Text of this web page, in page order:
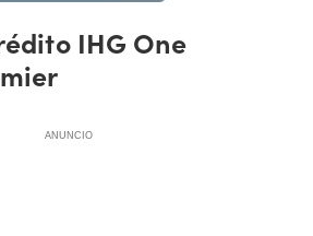
IHG One
ANUNCIO